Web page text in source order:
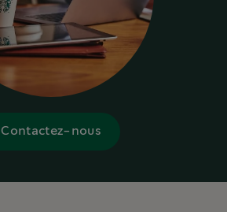
Contactez-nous